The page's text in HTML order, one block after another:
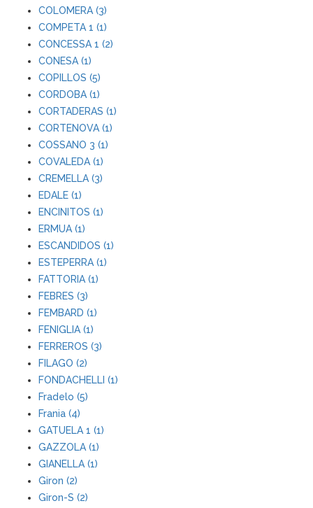
COLOMERA (3)
COMPETA 1 (1)
CONCESSA 1 (2)
CONESA (1)
COPILLOS (5)
CORDOBA (1)
CORTADERAS (1)
CORTENOVA (1)
COSSANO 3 (1)
COVALEDA (1)
CREMELLA (3)
EDALE (1)
ENCINITOS (1)
ERMUA (1)
ESCANDIDOS (1)
ESTEPERRA (1)
FATTORIA (1)
FEBRES (3)
FEMBARD (1)
FENIGLIA (1)
FERREROS (3)
FILAGO (2)
FONDACHELLI (1)
Fradelo (5)
Frania (4)
GATUELA 1 (1)
GAZZOLA (1)
GIANELLA (1)
Giron (2)
Giron-S (2)